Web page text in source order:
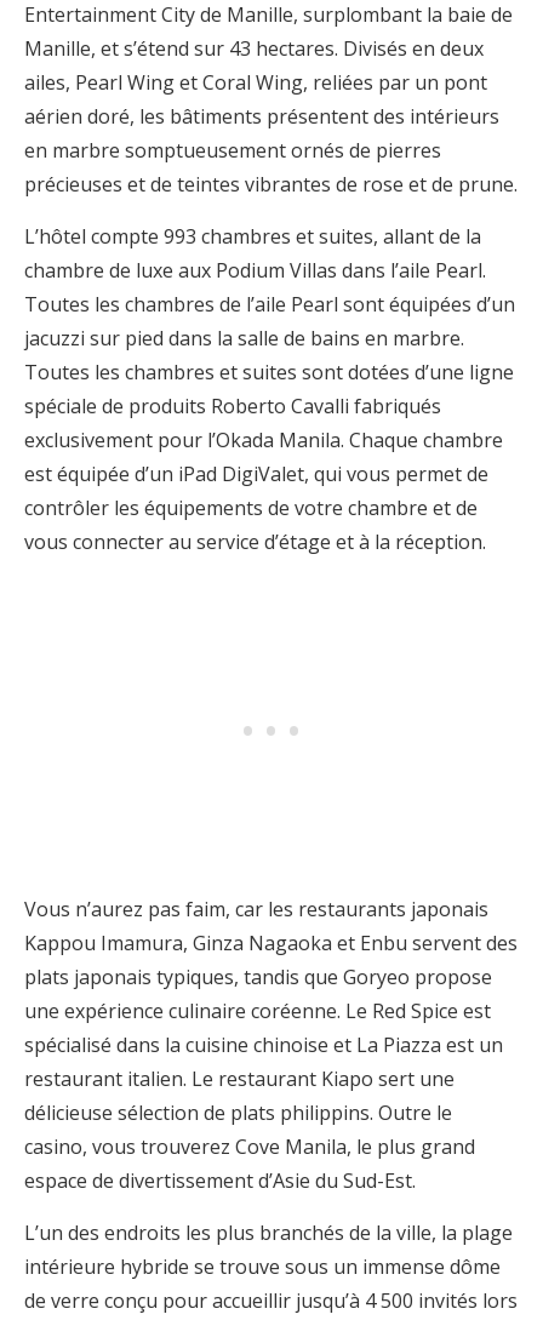
Entertainment City de Manille, surplombant la baie de
Manille, et s’étend sur 43 hectares. Divisés en deux
ailes, Pearl Wing et Coral Wing, reliées par un pont
aérien doré, les bâtiments présentent des intérieurs
en marbre somptueusement ornés de pierres
précieuses et de teintes vibrantes de rose et de prune.
L’hôtel compte 993 chambres et suites, allant de la
chambre de luxe aux Podium Villas dans l’aile Pearl.
Toutes les chambres de l’aile Pearl sont équipées d’un
jacuzzi sur pied dans la salle de bains en marbre.
Toutes les chambres et suites sont dotées d’une ligne
spéciale de produits Roberto Cavalli fabriqués
exclusivement pour l’Okada Manila. Chaque chambre
est équipée d’un iPad DigiValet, qui vous permet de
contrôler les équipements de votre chambre et de
vous connecter au service d’étage et à la réception.
Vous n’aurez pas faim, car les restaurants japonais
Kappou Imamura, Ginza Nagaoka et Enbu servent des
plats japonais typiques, tandis que Goryeo propose
une expérience culinaire coréenne. Le Red Spice est
spécialisé dans la cuisine chinoise et La Piazza est un
restaurant italien. Le restaurant Kiapo sert une
délicieuse sélection de plats philippins. Outre le
casino, vous trouverez Cove Manila, le plus grand
espace de divertissement d’Asie du Sud-Est.
L’un des endroits les plus branchés de la ville, la plage
intérieure hybride se trouve sous un immense dôme
de verre conçu pour accueillir jusqu’à 4 500 invités lors